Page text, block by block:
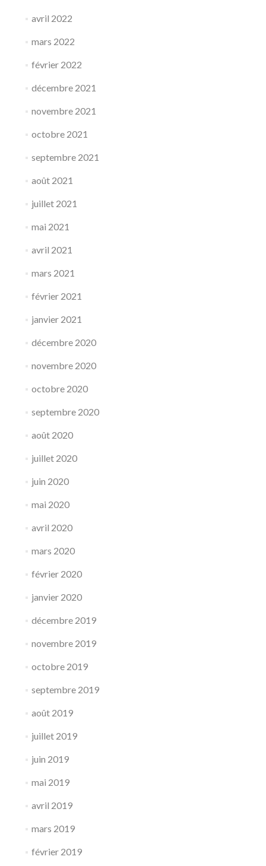
avril 2022
mars 2022
février 2022
décembre 2021
novembre 2021
octobre 2021
septembre 2021
août 2021
juillet 2021
mai 2021
avril 2021
mars 2021
février 2021
janvier 2021
décembre 2020
novembre 2020
octobre 2020
septembre 2020
août 2020
juillet 2020
juin 2020
mai 2020
avril 2020
mars 2020
février 2020
janvier 2020
décembre 2019
novembre 2019
octobre 2019
septembre 2019
août 2019
juillet 2019
juin 2019
mai 2019
avril 2019
mars 2019
février 2019